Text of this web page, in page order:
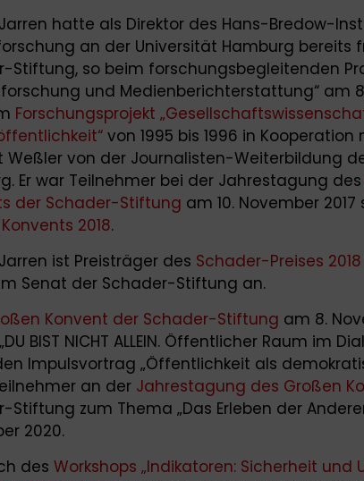
hatte als Direktor des Hans-Bredow-
an der Universität Hamburg bereits
Stiftung, so beim forschungsbegleitenden
und Medienberichterstattung“ am
Forschungsprojekt
von 1995 bis 1996 in Kooperation
Weßler von der Journalisten-Weiterbildung
Er war Teilnehmer bei der Jahrestagung des
der Schader-Stiftung am 10. November
2018.
ist Preisträger des Schader-Preises 2018
Senat der Schader-Stiftung an.
Konvent der Schader-Stiftung am 8.
BIST NICHT ALLEIN. Öffentlicher Raum im
Impulsvortrag „Öffentlichkeit als
an der Jahrestagung des Großen
Stiftung zum Thema „Das Erleben der
2020.
des Workshops „Indikatoren: Sicherheit und